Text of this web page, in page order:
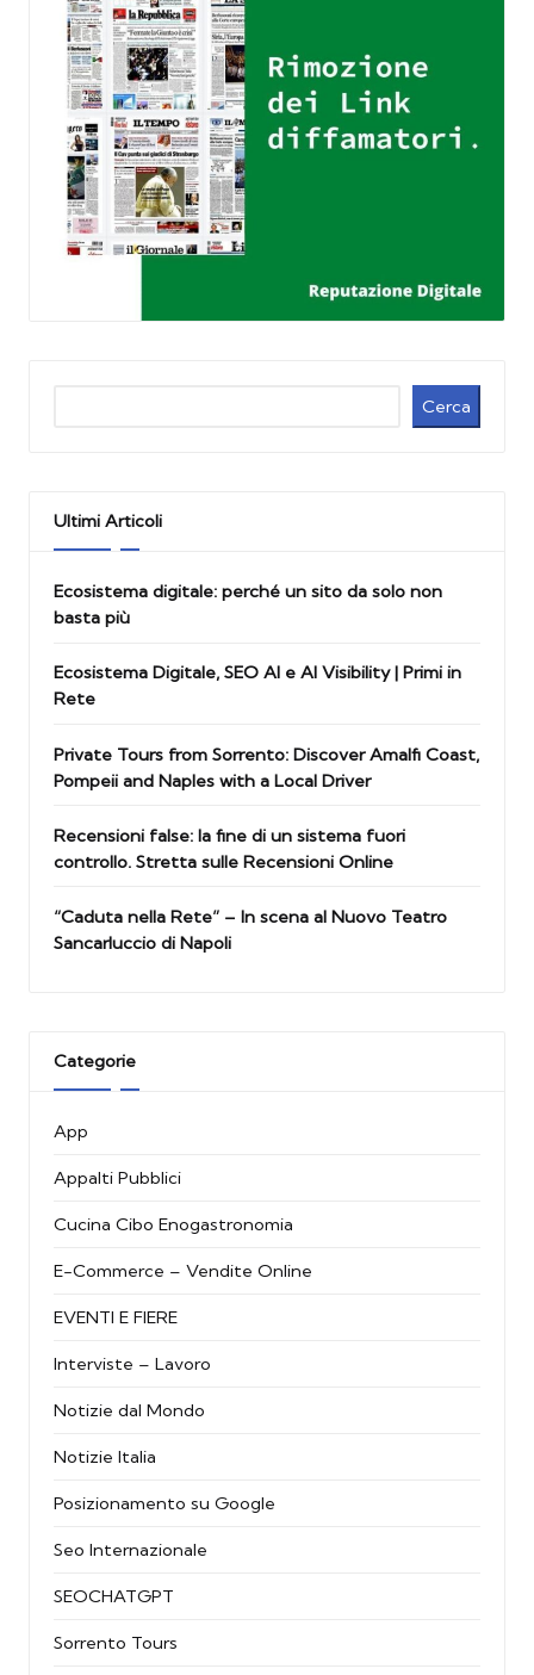
Cerca
Ultimi Articoli
Ecosistema digitale: perché un sito da solo non
basta più
Ecosistema Digitale, SEO AI e AI Visibility | Primi in
Rete
Private Tours from Sorrento: Discover Amalfi Coast,
Pompeii and Naples with a Local Driver
Recensioni false: la fine di un sistema fuori
controllo. Stretta sulle Recensioni Online
“Caduta nella Rete” – In scena al Nuovo Teatro
Sancarluccio di Napoli
Categorie
App
Appalti Pubblici
Cucina Cibo Enogastronomia
E-Commerce – Vendite Online
EVENTI E FIERE
Interviste – Lavoro
Notizie dal Mondo
Notizie Italia
Posizionamento su Google
Seo Internazionale
SEOCHATGPT
Sorrento Tours